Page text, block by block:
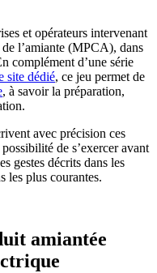
et opérateurs intervenant
l’amiante (MPCA), dans
complément d’une série
site dédié, ce jeu permet de
, à savoir la préparation,
avec précision ces
de s’exercer avant
gestes décrits dans les
les plus courantes.
amiantée